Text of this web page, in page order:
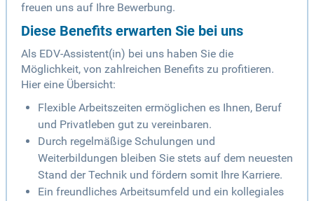
freuen uns auf Ihre Bewerbung.
Diese Benefits erwarten Sie bei uns
Als EDV-Assistent(in) bei uns haben Sie die
Möglichkeit, von zahlreichen Benefits zu profitieren.
Hier eine Übersicht:
Flexible Arbeitszeiten ermöglichen es Ihnen, Beruf
und Privatleben gut zu vereinbaren.
Durch regelmäßige Schulungen und
Weiterbildungen bleiben Sie stets auf dem neuesten
Stand der Technik und fördern somit Ihre Karriere.
Ein freundliches Arbeitsumfeld und ein kollegiales